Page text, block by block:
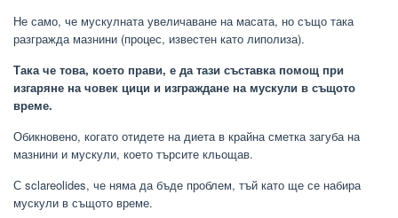
Не само, че мускулната увеличаване на масата, но също така
разгражда мазнини (процес, известен като липолиза).
Така че това, което прави, е да тази съставка помощ при
изгаряне на човек цици и изграждане на мускули в същото
време.
Обикновено, когато отидете на диета в крайна сметка загуба на
мазнини и мускули, което търсите кльощав.
С sclareolides, че няма да бъде проблем, тъй като ще се набира
мускули в същото време.